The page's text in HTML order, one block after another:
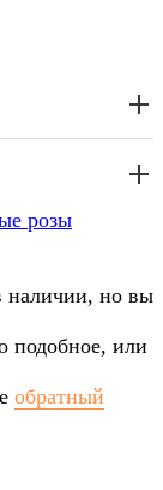
розы
наличии, но вы
подобное, или
обратный